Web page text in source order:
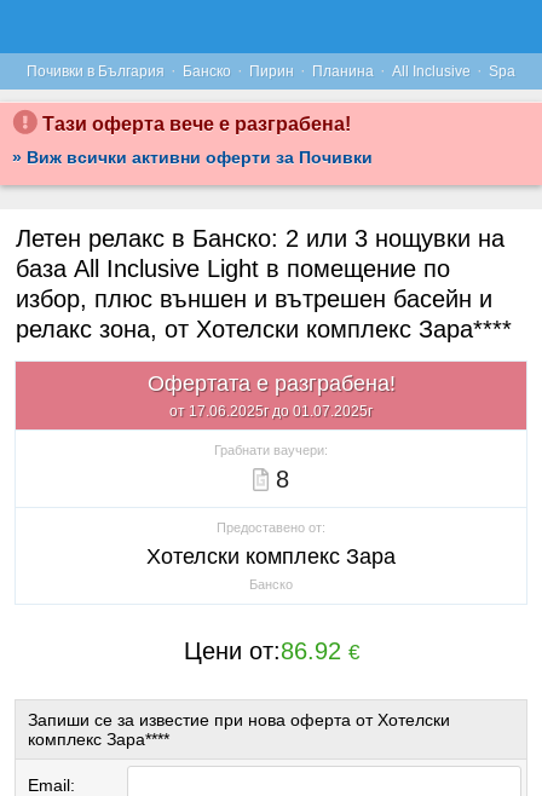
Почивки в България · Банско · Пирин · Планина · All Inclusive · Spa
Тази оферта вече е разграбена!
» Виж всички активни оферти за Почивки
Летен релакс в Банско: 2 или 3 нощувки на
база All Inclusive Light в помещение по
избор, плюс външен и вътрешен басейн и
релакс зона, от Хотелски комплекс Зара****
Офертата е разграбена!
от 17.06.2025г до 01.07.2025г
Грабнати ваучери:
8
Предоставено от:
Хотелски комплекс Зара
Банско
Цени от:86.92 €
Запиши се за известие при нова оферта от Хотелски
комплекс Зара****
Email: